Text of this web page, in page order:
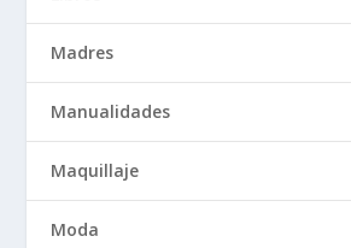
Madres
Manualidades
Maquillaje
Moda